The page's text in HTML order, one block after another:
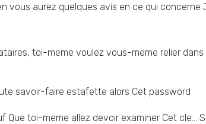
vous aurez quelques avis en ce qui concerne
toi-meme voulez vous-meme relier dans
savoir-faire estafette alors Cet password
toi-meme allez devoir examiner Cet cle…